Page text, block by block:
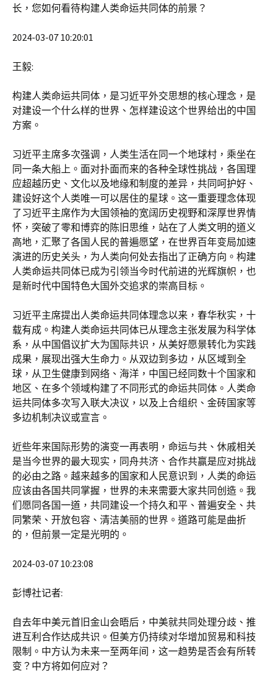
长，您如何看待构建人类命运共同体的前景？
2024-03-07 10:20:01
王毅:
构建人类命运共同体，是习近平外交思想的核心理念，是
对建设一个什么样的世界、怎样建设这个世界给出的中国
方案。
习近平主席多次强调，人类生活在同一个地球村，乘坐在
同一条大船上。面对扑面而来的各种全球性挑战，各国理
应超越历史、文化以及地缘和制度的差异，共同呵护好、
建设好这个人类唯一可以居住的星球。这一重要理念体现
了习近平主席作为大国领袖的宽阔历史视野和深厚世界情
怀，突破了零和博弈的陈旧思维，站在了人类文明的道义
高地，汇聚了各国人民的普遍愿望，在世界百年变局加速
演进的历史关头，为人类向何处去指出了正确方向。构建
人类命运共同体已成为引领当今时代前进的光辉旗帜，也
是新时代中国特色大国外交追求的崇高目标。
习近平主席提出人类命运共同体理念以来，春华秋实，十
载有成。构建人类命运共同体已从理念主张发展为科学体
系，从中国倡议扩大为国际共识，从美好愿景转化为实践
成果，展现出强大生命力。从双边到多边，从区域到全
球，从卫生健康到网络、海洋，中国已经同数十个国家和
地区、在多个领域构建了不同形式的命运共同体。人类命
运共同体多次写入联大决议，以及上合组织、金砖国家等
多边机制决议或宣言。
近些年来国际形势的演变一再表明，命运与共、休戚相关
是当今世界的最大现实，同舟共济、合作共赢是应对挑战
的必由之路。越来越多的国家和人民意识到，人类的命运
应该由各国共同掌握，世界的未来需要大家共同创造。我
们愿同各国一道，共同建设一个持久和平、普遍安全、共
同繁荣、开放包容、清洁美丽的世界。道路可能是曲折
的，但前景一定是光明的。
2024-03-07 10:23:08
彭博社记者:
自去年中美元首旧金山会晤后，中美就共同处理分歧、推
进互利合作达成共识。但美方仍持续对华增加贸易和科技
限制。中方认为未来一至两年间，这一趋势是否会有所转
变？中方将如何应对？